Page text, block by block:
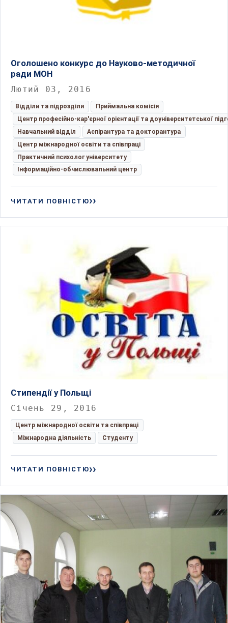
Оголошено конкурс до Науково-методичної
ради МОН
Лютий 03, 2016
Відділи та підрозділи
Приймальна комісія
Центр професійно-кар'єрної орієнтації та доуніверситетської
Навчальний відділ
Аспірантура та докторантура
Центр міжнародної освіти та співпраці
Практичний психолог університету
Інформаційно-обчислювальний центр
ЧИТАТИ ПОВНІСТЮ
Cтипендії у Польщі
Січень 29, 2016
Центр міжнародної освіти та співпраці
Міжнародна діяльність
Студенту
ЧИТАТИ ПОВНІСТЮ